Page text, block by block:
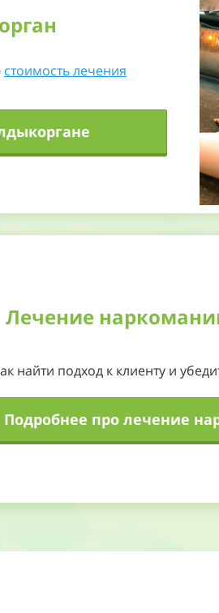
стоимость лечения
Лечение
найти подход к клиенту и
Подробнее про лечение
03
36
37
38
39
41
43
44
45
46
47
48
50
00
02